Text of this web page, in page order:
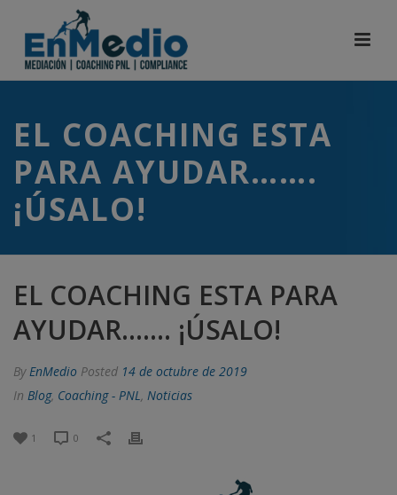
EL COACHING ESTA
PARA AYUDAR…….
¡ÚSALO!
EL COACHING ESTA PARA
AYUDAR……. ¡ÚSALO!
ByEnMedio Posted 14 de octubre de 2019
In Blog, Coaching - PNL, Noticias
1 0